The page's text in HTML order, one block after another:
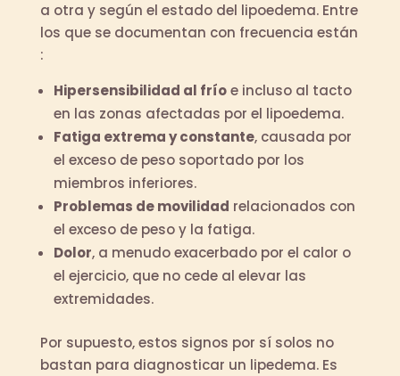
a otra y según el estado del lipoedema. Entre
los que se documentan con frecuencia están
:
Hipersensibilidad al fríoe incluso al tacto
en las zonas afectadas por el lipoedema.
Fatiga extrema y constante, causada por
el exceso de peso soportado por los
miembros inferiores.
Problemas de movilidad relacionados con
el exceso de peso y la fatiga.
Dolor, a menudo exacerbado por el calor o
el ejercicio, que no cede al elevar las
extremidades.
Por supuesto, estos signos por sí solos no
bastan para diagnosticar un lipedema. Es